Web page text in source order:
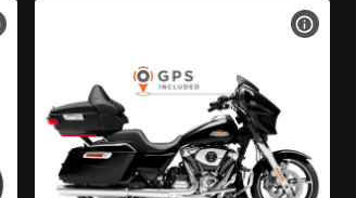
MOTORRAD-DETAILS ANZEIGEN